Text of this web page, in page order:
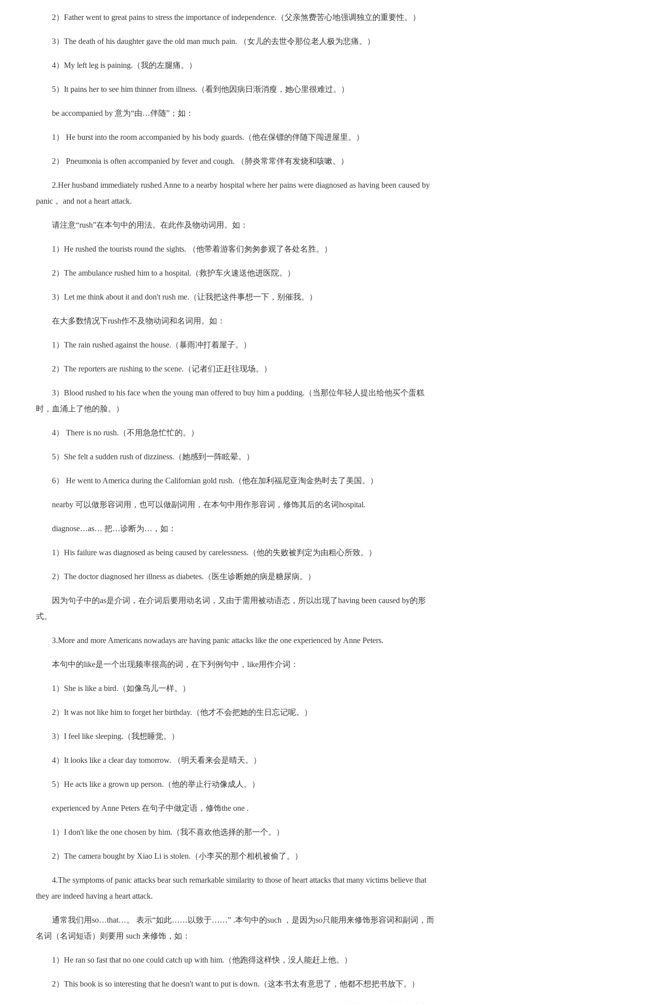
2）Father went to great pains to stress the importance of independence.（父亲煞费苦心地强调独立的重要性。）
3）The death of his daughter gave the old man much pain. （女儿的去世令那位老人极为悲痛。）
4）My left leg is paining.（我的左腿痛。）
5）It pains her to see him thinner from illness.（看到他因病日渐消瘦，她心里很难过。）
be accompanied by 意为“由…伴随”；如：
1） He burst into the room accompanied by his body guards.（他在保镖的伴随下闯进屋里。）
2） Pneumonia is often accompanied by fever and cough. （肺炎常常伴有发烧和咳嗽。）
2.Her husband immediately rushed Anne to a nearby hospital where her pains were diagnosed as having been caused by
panic， and not a heart attack.
请注意“rush”在本句中的用法。在此作及物动词用。如：
1）He rushed the tourists round the sights. （他带着游客们匆匆参观了各处名胜。）
2）The ambulance rushed him to a hospital.（救护车火速送他进医院。）
3）Let me think about it and don't rush me.（让我把这件事想一下，别催我。）
在大多数情况下rush作不及物动词和名词用。如：
1）The rain rushed against the house.（暴雨冲打着屋子。）
2）The reporters are rushing to the scene.（记者们正赶往现场。）
3）Blood rushed to his face when the young man offered to buy him a pudding.（当那位年轻人提出给他买个蛋糕
时，血涌上了他的脸。）
4） There is no rush.（不用急急忙忙的。）
5）She felt a sudden rush of dizziness.（她感到一阵眩晕。）
6） He went to America during the Californian gold rush.（他在加利福尼亚淘金热时去了美国。）
nearby 可以做形容词用，也可以做副词用，在本句中用作形容词，修饰其后的名词hospital.
diagnose…as… 把…诊断为…，如：
1）His failure was diagnosed as being caused by carelessness.（他的失败被判定为由粗心所致。）
2）The doctor diagnosed her illness as diabetes.（医生诊断她的病是糖尿病。）
因为句子中的as是介词，在介词后要用动名词，又由于需用被动语态，所以出现了having been caused by的形
式。
3.More and more Americans nowadays are having panic attacks like the one experienced by Anne Peters.
本句中的like是一个出现频率很高的词，在下列例句中，like用作介词：
1）She is like a bird.（如像鸟儿一样。）
2）It was not like him to forget her birthday.（他才不会把她的生日忘记呢。）
3）I feel like sleeping.（我想睡觉。）
4）It looks like a clear day tomorrow. （明天看来会是晴天。）
5）He acts like a grown up person.（他的举止行动像成人。）
experienced by Anne Peters 在句子中做定语，修饰the one .
1）I don't like the one chosen by him.（我不喜欢他选择的那一个。）
2）The camera bought by Xiao Li is stolen.（小李买的那个相机被偷了。）
4.The symptoms of panic attacks bear such remarkable similarity to those of heart attacks that many victims believe that
they are indeed having a heart attack.
通常我们用so…that…。 表示“如此……以致于……” .本句中的such ，是因为so只能用来修饰形容词和副词，而
名词（名词短语）则要用 such 来修饰，如：
1）He ran so fast that no one could catch up with him.（他跑得这样快，没人能赶上他。）
2）This book is so interesting that he doesn't want to put is down.（这本书太有意思了，他都不想把书放下。）